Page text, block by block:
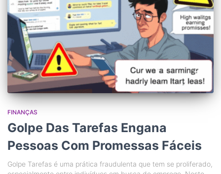
FINANÇAS
Golpe Das Tarefas Engana
Pessoas Com Promessas Fáceis
Golpe Tarefas é uma prática fraudulenta que tem se proliferado,